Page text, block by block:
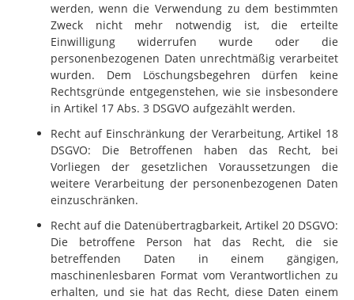
werden, wenn die Verwendung zu dem bestimmten
Zweck nicht mehr notwendig ist, die erteilte
Einwilligung widerrufen wurde oder die
personenbezogenen Daten unrechtmäßig verarbeitet
wurden. Dem Löschungsbegehren dürfen keine
Rechtsgründe entgegenstehen, wie sie insbesondere
in Artikel 17 Abs. 3 DSGVO aufgezählt werden.
Recht auf Einschränkung der Verarbeitung, Artikel 18
DSGVO: Die Betroffenen haben das Recht, bei
Vorliegen der gesetzlichen Voraussetzungen die
weitere Verarbeitung der personenbezogenen Daten
einzuschränken.
Recht auf die Datenübertragbarkeit, Artikel 20 DSGVO:
Die betroffene Person hat das Recht, die sie
betreffenden Daten in einem gängigen,
maschinenlesbaren Format vom Verantwortlichen zu
erhalten, und sie hat das Recht, diese Daten einem